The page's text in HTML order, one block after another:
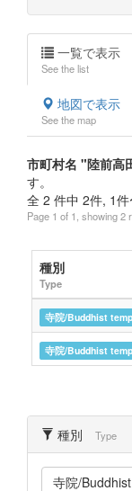
一覧で表示
See the list
地図で表示
See the map
市町村名 "陸前
す。
全 2 件中 2件, 1
Page 1 of 1, showing 2
種別
Type
寺院/Buddhist
寺院/Buddhist
種別 Type
寺院/